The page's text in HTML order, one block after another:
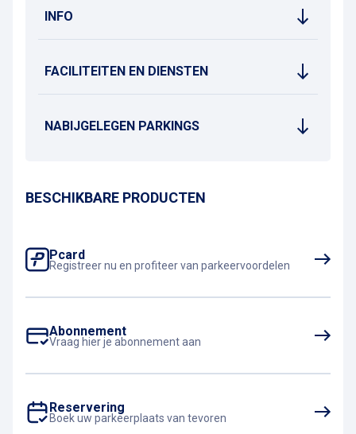
INFO
FACILITEITEN EN DIENSTEN
NABIJGELEGEN PARKINGS
BESCHIKBARE PRODUCTEN
Pcard
Registreer nu en profiteer van parkeervoordelen
Abonnement
Vraag hier je abonnement aan
Reservering
Boek uw parkeerplaats van tevoren